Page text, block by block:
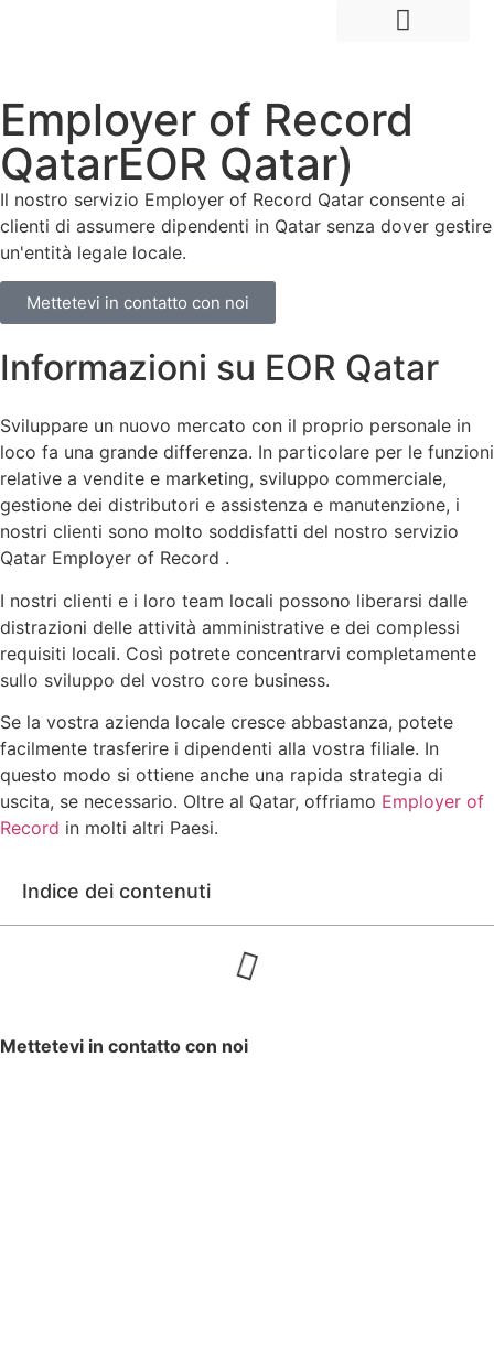
Employer of Record
QatarEOR Qatar)
Il nostro servizio Employer of Record Qatar consente ai
clienti di assumere dipendenti in Qatar senza dover gestire
un'entità legale locale.
Mettetevi in contatto con noi
Informazioni su EOR Qatar
Sviluppare un nuovo mercato con il proprio personale in
loco fa una grande differenza. In particolare per le funzioni
relative a vendite e marketing, sviluppo commerciale,
gestione dei distributori e assistenza e manutenzione, i
nostri clienti sono molto soddisfatti del nostro servizio
Qatar Employer of Record .
I nostri clienti e i loro team locali possono liberarsi dalle
distrazioni delle attività amministrative e dei complessi
requisiti locali. Così potrete concentrarvi completamente
sullo sviluppo del vostro core business.
Se la vostra azienda locale cresce abbastanza, potete
facilmente trasferire i dipendenti alla vostra filiale. In
questo modo si ottiene anche una rapida strategia di
uscita, se necessario. Oltre al Qatar, offriamo Employer of
Record in molti altri Paesi.
Indice dei contenuti
Mettetevi in contatto con noi